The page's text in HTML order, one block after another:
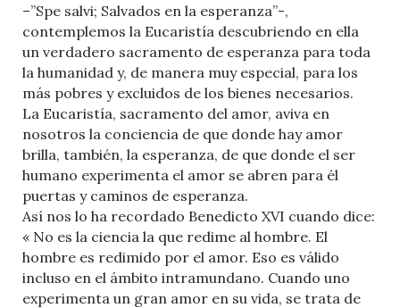
–”Spe salvi; Salvados en la esperanza”-,
contemplemos la Eucaristía descubriendo en ella
un verdadero sacramento de esperanza para toda
la humanidad y, de manera muy especial, para los
más pobres y excluidos de los bienes necesarios.
La Eucaristía, sacramento del amor, aviva en
nosotros la conciencia de que donde hay amor
brilla, también, la esperanza, de que donde el ser
humano experimenta el amor se abren para él
puertas y caminos de esperanza.
Así nos lo ha recordado Benedicto XVI cuando dice:
« No es la ciencia la que redime al hombre. El
hombre es redimido por el amor. Eso es válido
incluso en el ámbito intramundano. Cuando uno
experimenta un gran amor en su vida, se trata de